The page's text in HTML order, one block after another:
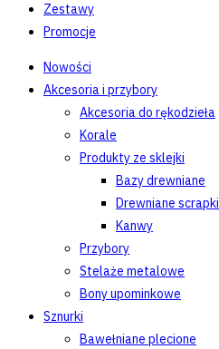
Zestawy
Promocje
Nowości
Akcesoria i przybory
Akcesoria do rękodzieła
Korale
Produkty ze sklejki
Bazy drewniane
Drewniane scrapki
Kanwy
Przybory
Stelaże metalowe
Bony upominkowe
Sznurki
Bawełniane plecione